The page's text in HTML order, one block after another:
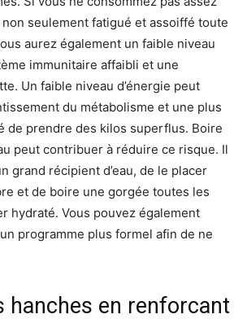
non seulement fatigué et assoiffé toute
aurez également un faible niveau
immunitaire affaibli et une
Un faible niveau d’énergie peut
du métabolisme et une plus
de prendre des kilos superflus. Boire
peut contribuer à réduire ce risque. Il
grand récipient d’eau, de le placer
et de boire une gorgée toutes les
hydraté. Vous pouvez également
programme plus formel afin de ne
hanches en renforcant